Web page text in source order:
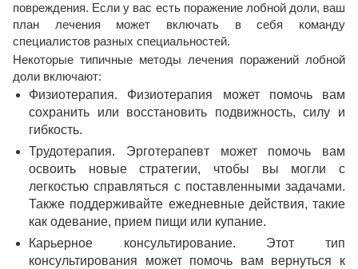
повреждения. Если у вас есть поражение лобной доли, ваш
план лечения может включать в себя команду
специалистов разных специальностей.
Некоторые типичные методы лечения поражений лобной
доли включают:
Физиотерапия. Физиотерапия может помочь вам
сохранить или восстановить подвижность, силу и
гибкость.
Трудотерапия. Эрготерапевт может помочь вам
освоить новые стратегии, чтобы вы могли с
легкостью справляться с поставленными задачами.
Также поддерживайте ежедневные действия, такие
как одевание, прием пищи или купание.
Карьерное консультирование. Этот тип
консультирования может помочь вам вернуться к